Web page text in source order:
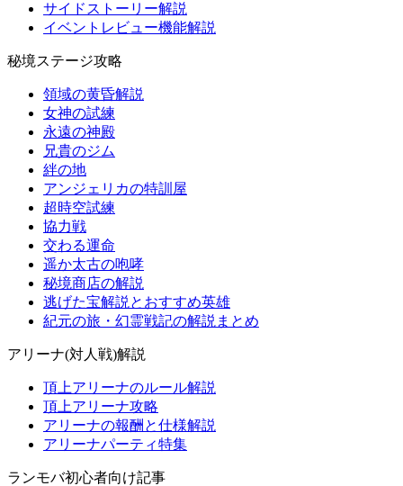
サイドストーリー解説
イベントレビュー機能解説
秘境ステージ攻略
領域の黄昏解説
女神の試練
永遠の神殿
兄貴のジム
絆の地
アンジェリカの特訓屋
超時空試練
協力戦
交わる運命
遥か太古の咆哮
秘境商店の解説
逃げた宝解説とおすすめ英雄
紀元の旅・幻霊戦記の解説まとめ
アリーナ(対人戦)解説
頂上アリーナのルール解説
頂上アリーナ攻略
アリーナの報酬と仕様解説
アリーナパーティ特集
ランモバ初心者向け記事